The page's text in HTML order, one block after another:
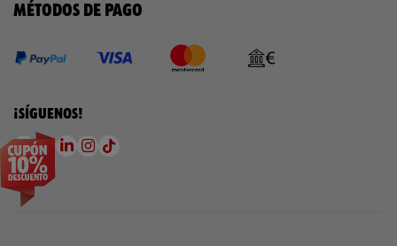
MÉTODOS DE PAGO
¡SÍGUENOS!